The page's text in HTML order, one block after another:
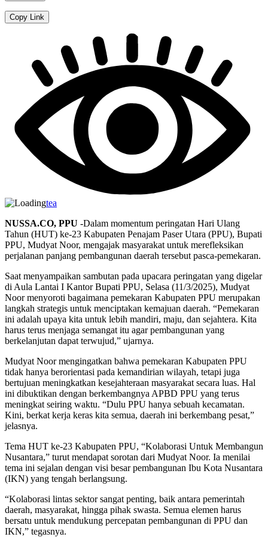
Copy Link
tea
NUSSA.CO, PPU -Dalam momentum peringatan Hari Ulang
Tahun (HUT) ke-23 Kabupaten Penajam Paser Utara (PPU), Bupati
PPU, Mudyat Noor, mengajak masyarakat untuk merefleksikan
perjalanan panjang pembangunan daerah tersebut pasca-pemekaran.
Saat menyampaikan sambutan pada upacara peringatan yang digelar
di Aula Lantai I Kantor Bupati PPU, Selasa (11/3/2025), Mudyat
Noor menyoroti bagaimana pemekaran Kabupaten PPU merupakan
langkah strategis untuk menciptakan kemajuan daerah. “Pemekaran
ini adalah upaya kita untuk lebih mandiri, maju, dan sejahtera. Kita
harus terus menjaga semangat itu agar pembangunan yang
berkelanjutan dapat terwujud,” ujarnya.
Mudyat Noor mengingatkan bahwa pemekaran Kabupaten PPU
tidak hanya berorientasi pada kemandirian wilayah, tetapi juga
bertujuan meningkatkan kesejahteraan masyarakat secara luas. Hal
ini dibuktikan dengan berkembangnya APBD PPU yang terus
meningkat seiring waktu. “Dulu PPU hanya sebuah kecamatan.
Kini, berkat kerja keras kita semua, daerah ini berkembang pesat,”
jelasnya.
Tema HUT ke-23 Kabupaten PPU, “Kolaborasi Untuk Membangun
Nusantara,” turut mendapat sorotan dari Mudyat Noor. Ia menilai
tema ini sejalan dengan visi besar pembangunan Ibu Kota Nusantara
(IKN) yang tengah berlangsung.
“Kolaborasi lintas sektor sangat penting, baik antara pemerintah
daerah, masyarakat, hingga pihak swasta. Semua elemen harus
bersatu untuk mendukung percepatan pembangunan di PPU dan
IKN,” tegasnya.